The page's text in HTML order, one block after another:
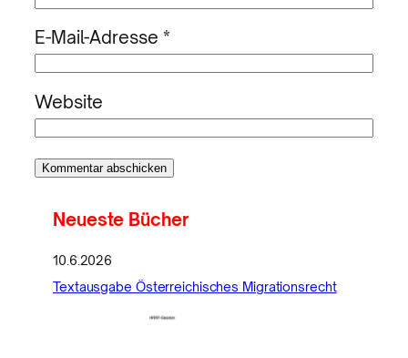
E-Mail-Adresse *
Website
Neueste Bücher
10.6.2026
Textausgabe Österreichisches Migrationsrecht